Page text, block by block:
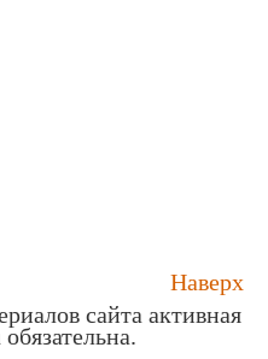
Наверх
сайта активная